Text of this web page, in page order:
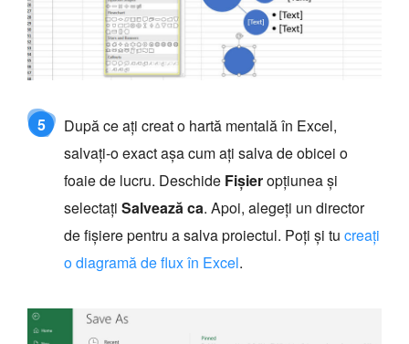
5
După ce ați creat o hartă mentală în Excel,
salvați-o exact așa cum ați salva de obicei o
foaie de lucru. Deschide Fişieropțiunea și
selectați Salvează ca. Apoi, alegeți un director
de fișiere pentru a salva proiectul. Poți și tu creați
o diagramă de flux în Excel.